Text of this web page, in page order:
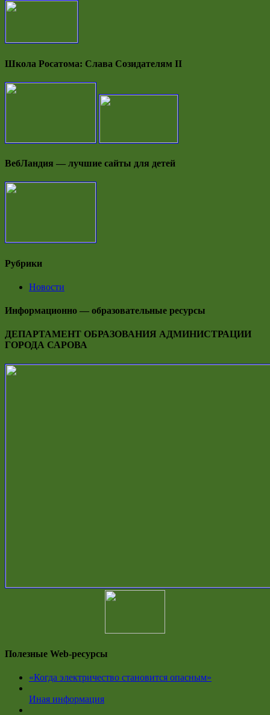
Школа Росатома: Слава Созидателям II
ВебЛандия — лучшие сайты для детей
Рубрики
Новости
Информационно — образовательные ресурсы
ДЕПАРТАМЕНТ ОБРАЗОВАНИЯ АДМИНИСТРАЦИИ
ГОРОДА САРОВА
Полезные Web-ресурсы
«Когда электричество становится опасным»
Иная информация